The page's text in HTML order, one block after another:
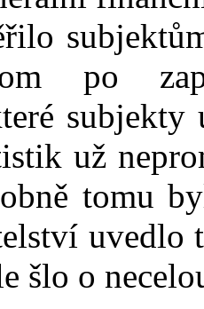
po
už
tomu
uvedlo
šlo o